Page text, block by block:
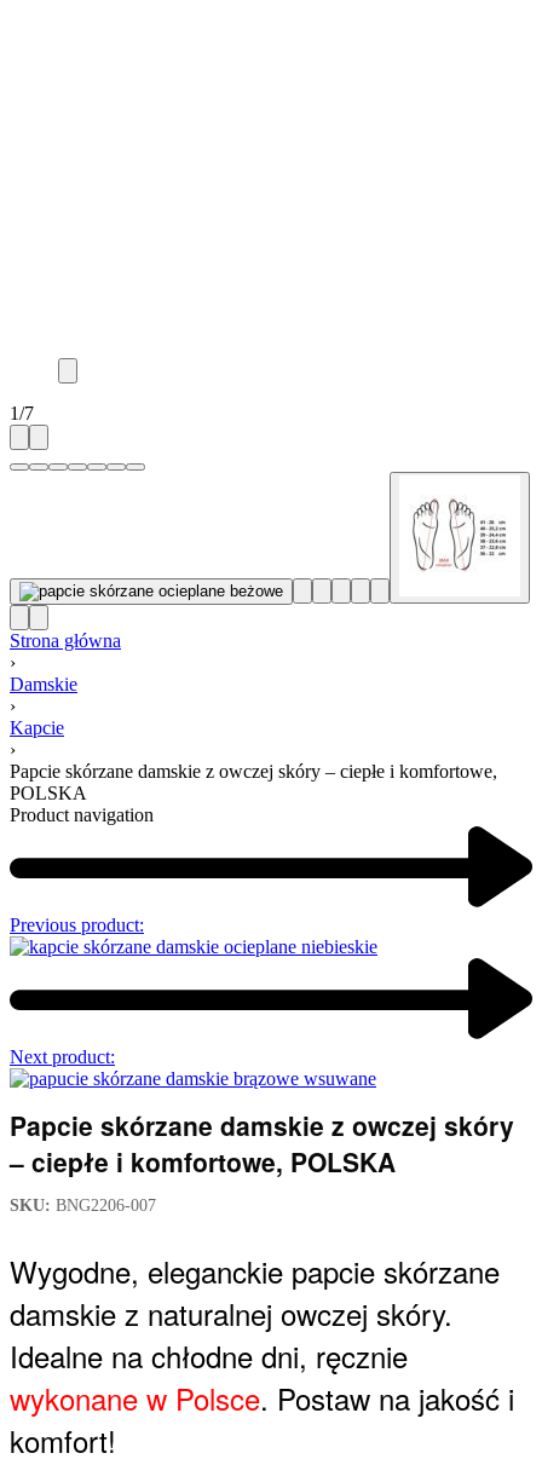
1/7
Strona główna
›
Damskie
›
Kapcie
›
Papcie skórzane damskie z owczej skóry – ciepłe i komfortowe,
POLSKA
Product navigation
Previous product:
Next product:
Papcie skórzane damskie z owczej skóry
– ciepłe i komfortowe, POLSKA
SKU: BNG2206-007
Wygodne, eleganckie papcie skórzane
damskie z naturalnej owczej skóry.
Idealne na chłodne dni, ręcznie
wykonane w Polsce. Postaw na jakość i
komfort!